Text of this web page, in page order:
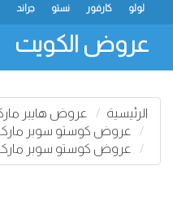
جراند نستو كارفور لولو
عروض الكويت
الرئيسية
عروض هايبر
عروض كوستو سوبر
عروض كوستو سوبر ماركت من 04 إلى 10